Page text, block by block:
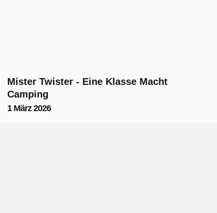
Mister Twister - Eine Klasse Macht
Camping
1 März 2026